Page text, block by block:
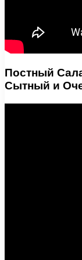
Постный
Сытный и